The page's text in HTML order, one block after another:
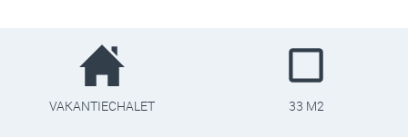
VAKANTIECHALET 33 M2